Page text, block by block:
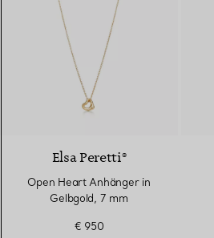
Elsa Peretti®
Open Heart Anhänger in
Gelbgold, 7 mm
€ 950